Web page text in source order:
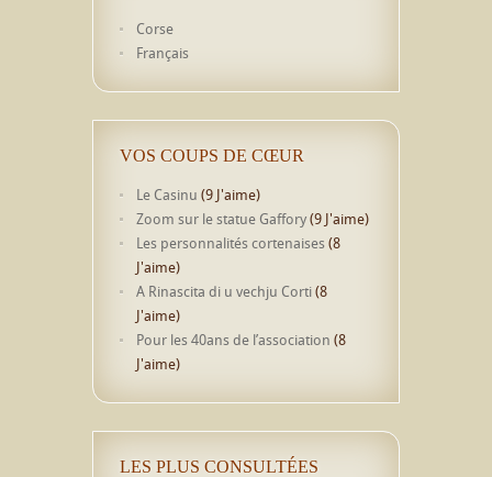
Corse
Français
VOS COUPS DE CŒUR
Le Casinu (9 J'aime)
Zoom sur le statue Gaffory(9 J'aime)
Les personnalités cortenaises (8
J'aime)
A Rinascita di u vechju Corti(8
J'aime)
Pour les 40ans de l’association (8
J'aime)
LES PLUS CONSULTÉES